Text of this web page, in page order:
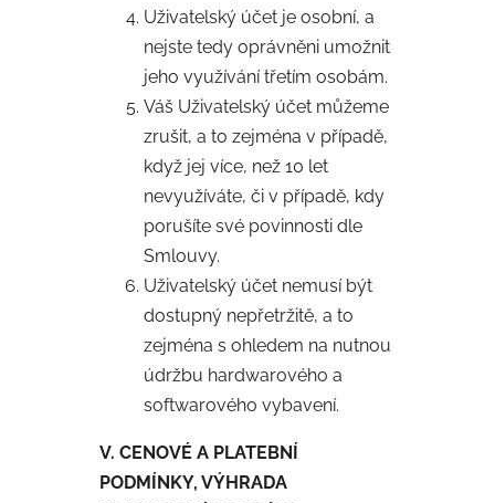
Uživatelský účet je osobní, a
nejste tedy oprávněni umožnit
jeho využívání třetím osobám.
Váš Uživatelský účet můžeme
zrušit, a to zejména v případě,
když jej více, než 10 let
nevyužíváte, či v případě, kdy
porušíte své povinnosti dle
Smlouvy.
Uživatelský účet nemusí být
dostupný nepřetržitě, a to
zejména s ohledem na nutnou
údržbu hardwarového a
softwarového vybavení.
V. CENOVÉ A PLATEBNÍ
PODMÍNKY, VÝHRADA